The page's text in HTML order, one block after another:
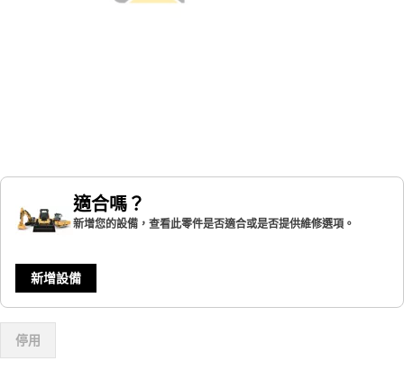
適合嗎？
新增您的設備，查看此零件是否適合或是否提供維修選項。
新增設備
停用